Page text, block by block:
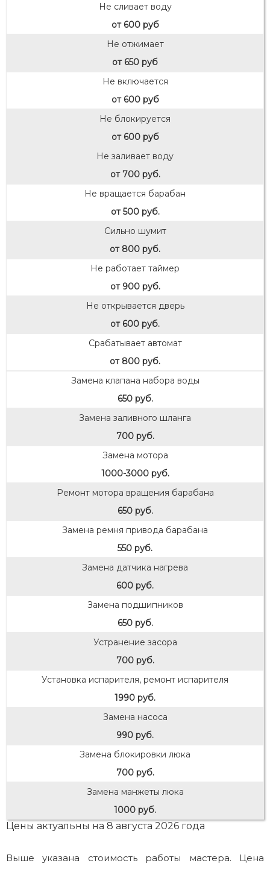
Не сливает воду
от 600 руб
Не отжимает
от 650 руб
Не включается
от 600 руб
Не блокируется
от 600 руб
Не заливает воду
от 700 руб.
Не вращается барабан
от 500 руб.
Сильно шумит
от 800 руб.
Не работает таймер
от 900 руб.
Не открывается дверь
от 600 руб.
Срабатывает автомат
от 800 руб.
Замена клапана набора воды
650 руб.
Замена заливного шланга
700 руб.
Замена мотора
1000-3000 руб.
Ремонт мотора вращения барабана
650 руб.
Замена ремня привода барабана
550 руб.
Замена датчика нагрева
600 руб.
Замена подшипников
650 руб.
Устранение засора
700 руб.
Установка испарителя, ремонт испарителя
1990 руб.
Замена насоса
990 руб.
Замена блокировки люка
700 руб.
Замена манжеты люка
1000 руб.
Цены актуальны на 8 августа 2026 года
Выше указана стоимость работы мастера. Цена